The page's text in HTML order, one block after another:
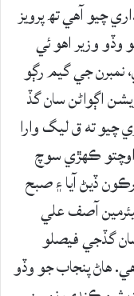
چيو آھي تھ پرويز
وزير اهو ئي
نمبرن جي گيم رڳو
اڳواڻن سان گڏ
ته ق ليگ وارا
اوچتو ڪهڙي سوچ
کي مبارڪون ڏيڻ آيا ۽ صبح
آصف علي
گڏجي فيصلو
هاڻ پنجاب جو وڏو